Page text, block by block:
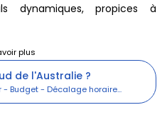
dynamiques, propices à
de l'Australie ?